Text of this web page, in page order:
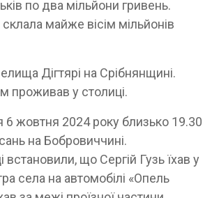
по два мільйони гривень.
майже вісім мільйонів
Дігтярі на Срібнянщині.
проживав у столиці.
6 жовтня 2024 року близько 19.30
на Бобровиччині.
встановили, що Сергій Гузь їхав у
села на автомобілі «Опель